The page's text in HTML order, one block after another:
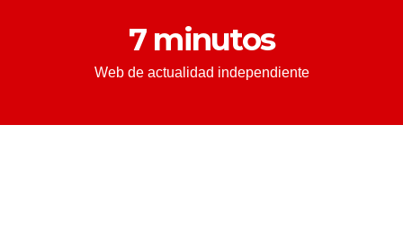
7 minutos
Web de actualidad independiente